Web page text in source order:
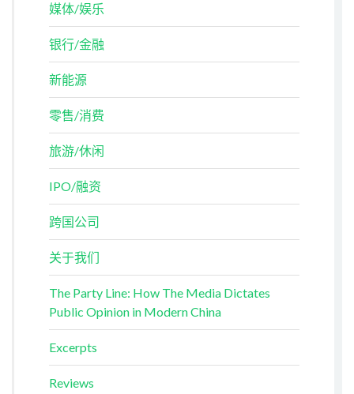
媒体/娱乐
银行/金融
新能源
零售/消费
旅游/休闲
IPO/融资
跨国公司
关于我们
The Party Line: How The Media Dictates
Public Opinion in Modern China
Excerpts
Reviews